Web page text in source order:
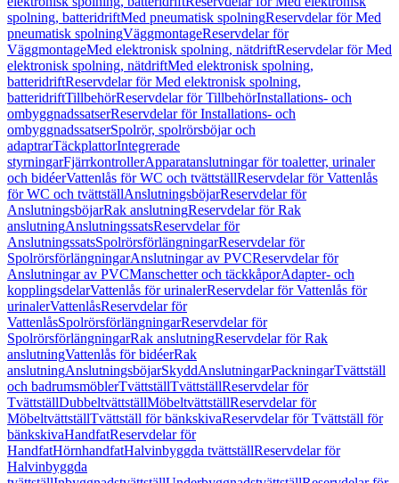
spolning, batteridriftMed pneumatisk spolningReservdelar för Med
pneumatisk spolningVäggmontageReservdelar för
VäggmontageMed elektronisk spolning, nätdriftReservdelar för Med
elektronisk spolning, nätdriftMed elektronisk spolning,
batteridriftReservdelar för Med elektronisk spolning,
batteridriftTillbehörReservdelar för TillbehörInstallations- och
ombyggnadssatserReservdelar för Installations- och
ombyggnadssatserSpolrör, spolrörsböjar och
adaptrarTäckplattorIntegrerade
styrningarFjärrkontrollerApparatanslutningar för toaletter, urinaler
och bidéerVattenlås för WC och tvättställReservdelar för Vattenlås
för WC och tvättställAnslutningsböjarReservdelar för
AnslutningsböjarRak anslutningReservdelar för Rak
anslutningAnslutningssatsReservdelar för
AnslutningssatsSpolrörsförlängningarReservdelar för
SpolrörsförlängningarAnslutningar av PVCReservdelar för
Anslutningar av PVCManschetter och täckkåporAdapter- och
kopplingsdelarVattenlås för urinalerReservdelar för Vattenlås för
urinalerVattenlåsReservdelar för
VattenlåsSpolrörsförlängningarReservdelar för
SpolrörsförlängningarRak anslutningReservdelar för Rak
anslutningVattenlås för bidéerRak
anslutningAnslutningsböjarSkyddAnslutningarPackningarTvättställ
och badrumsmöblerTvättställTvättställReservdelar för
TvättställDubbeltvättställMöbeltvättställReservdelar för
MöbeltvättställTvättställ för bänkskivaReservdelar för Tvättställ för
bänkskivaHandfatReservdelar för
HandfatHörnhandfatHalvinbyggda tvättställReservdelar för
Halvinbyggda